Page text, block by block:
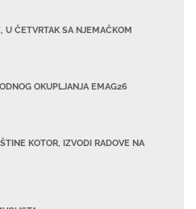
U ČETVRTAK SA NJEMAČKOM
OKUPLJANJA EMAG26
KOTOR, IZVODI RADOVE NA